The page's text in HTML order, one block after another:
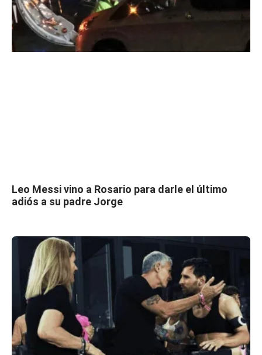
Leo Messi vino a Rosario para darle el último
adiós a su padre Jorge